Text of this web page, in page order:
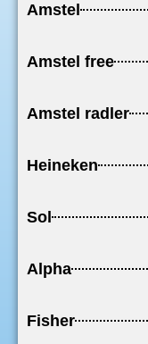
Amstel
Amstel free
Amstel radler
Heineken
Sol
Alpha
Fisher